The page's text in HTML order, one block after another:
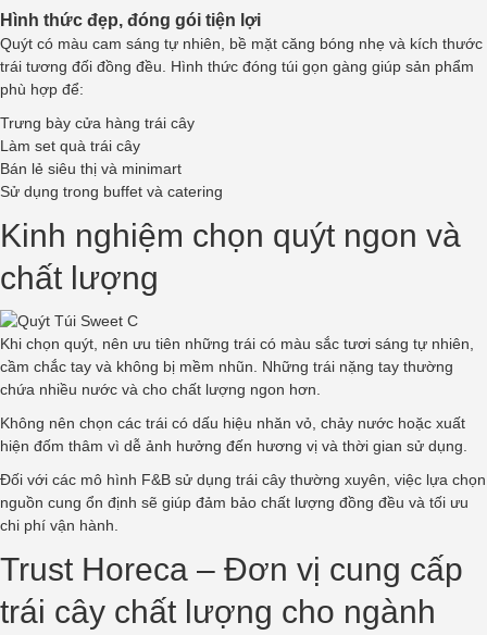
Hình thức đẹp, đóng gói tiện lợi
Quýt có màu cam sáng tự nhiên, bề mặt căng bóng nhẹ và kích thước
trái tương đối đồng đều. Hình thức đóng túi gọn gàng giúp sản phẩm
phù hợp để:
Trưng bày cửa hàng trái cây
Làm set quà trái cây
Bán lẻ siêu thị và minimart
Sử dụng trong buffet và catering
Kinh nghiệm chọn quýt ngon và
chất lượng
Khi chọn quýt, nên ưu tiên những trái có màu sắc tươi sáng tự nhiên,
cầm chắc tay và không bị mềm nhũn. Những trái nặng tay thường
chứa nhiều nước và cho chất lượng ngon hơn.
Không nên chọn các trái có dấu hiệu nhăn vỏ, chảy nước hoặc xuất
hiện đốm thâm vì dễ ảnh hưởng đến hương vị và thời gian sử dụng.
Đối với các mô hình F&B sử dụng trái cây thường xuyên, việc lựa chọn
nguồn cung ổn định sẽ giúp đảm bảo chất lượng đồng đều và tối ưu
chi phí vận hành.
Trust Horeca – Đơn vị cung cấp
trái cây chất lượng cho ngành